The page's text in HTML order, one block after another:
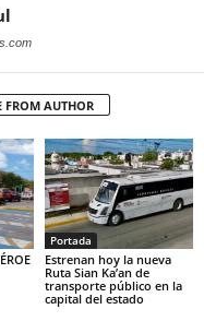
FROM AUTHOR
Portada
Estrenan hoy la nueva
Ruta Sian Ka’an de
transporte público en la
capital del estado